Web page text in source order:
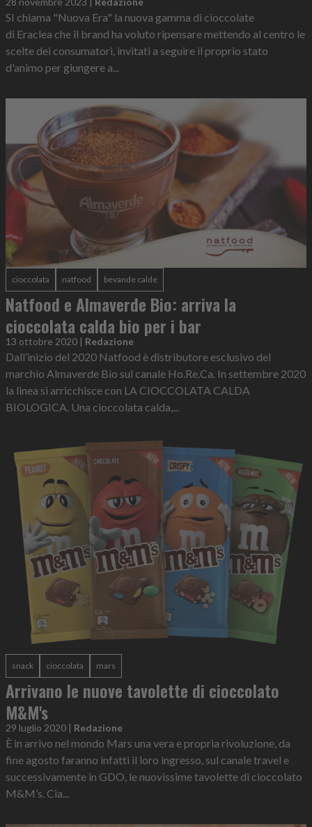
SI chiama "Nuova Era" la nuova gamma di cioccolate
di Eraclea che il brand ha voluto ripensare mettendo al centro le
scelte dei consumatori, invitati a seguire il proprio stato
d'animo per giungere a...
cioccolata natfood bevande calde
Natfood e Almaverde Bio: arriva la
cioccolata calda bio per i bar
13 ottobre 2020 | Redazione
Dall’inizio del 2020 Natfood è distributore esclusivo del
marchio Almaverde Bio sul canale Ho.Re.Ca. In settembre 2020
la linea si arricchisce con LA CIOCCOLATA CALDA
BIOLOGICA. Una cioccolata calda,...
snack cioccolata mars
Arrivano le nuove tavolette di cioccolato
M&M's
29 luglio 2020 | Redazione
È in arrivo nel mondo Mars una vera e propria rivoluzione, da
fine agosto faranno infatti il loro ingresso, sul canale travel e
successivamente in GDO, le nuovissime tavolette di cioccolato
M&M’s. Cia...